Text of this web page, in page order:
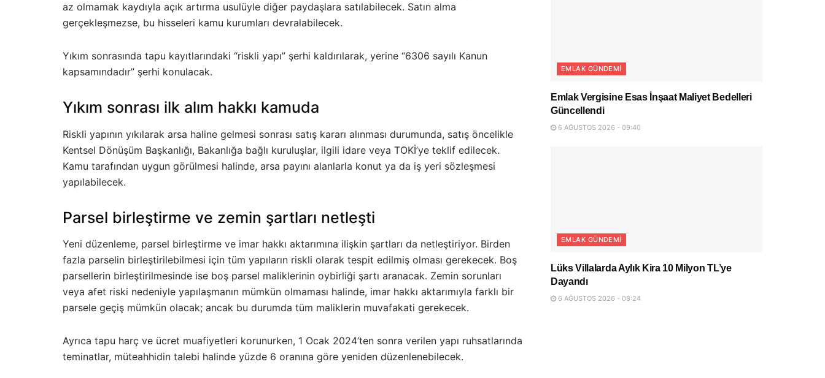
az olmamak kaydıyla açık artırma usulüyle diğer paydaşlara satılabilecek. Satın alma
gerçekleşmezse, bu hisseleri kamu kurumları devralabilecek.
Yıkım sonrasında tapu kayıtlarındaki “riskli yapı” şerhi kaldırılarak, yerine “6306 sayılı Kanun
kapsamındadır” şerhi konulacak.
Yıkım sonrası ilk alım hakkı kamuda
Riskli yapının yıkılarak arsa haline gelmesi sonrası satış kararı alınması durumunda, satış öncelikle
Kentsel Dönüşüm Başkanlığı, Bakanlığa bağlı kuruluşlar, ilgili idare veya TOKİ’ye teklif edilecek.
Kamu tarafından uygun görülmesi halinde, arsa payını alanlarla konut ya da iş yeri sözleşmesi
yapılabilecek.
Parsel birleştirme ve zemin şartları netleşti
Yeni düzenleme, parsel birleştirme ve imar hakkı aktarımına ilişkin şartları da netleştiriyor. Birden
fazla parselin birleştirilebilmesi için tüm yapıların riskli olarak tespit edilmiş olması gerekecek. Boş
parsellerin birleştirilmesinde ise boş parsel maliklerinin oybirliği şartı aranacak. Zemin sorunları
veya afet riski nedeniyle yapılaşmanın mümkün olmaması halinde, imar hakkı aktarımıyla farklı bir
parsele geçiş mümkün olacak; ancak bu durumda tüm maliklerin muvafakati gerekecek.
Ayrıca tapu harç ve ücret muafiyetleri korunurken, 1 Ocak 2024’ten sonra verilen yapı ruhsatlarında
teminatlar, müteahhidin talebi halinde yüzde 6 oranına göre yeniden düzenlenebilecek.
EMLAK GÜNDEMI
Emlak Vergisine Esas İnşaat Maliyet Bedelleri
Güncellendi
6 AĞUSTOS 2026 - 09:40
EMLAK GÜNDEMI
Lüks Villalarda Aylık Kira 10 Milyon TL’ye
Dayandı
6 AĞUSTOS 2026 - 08:24